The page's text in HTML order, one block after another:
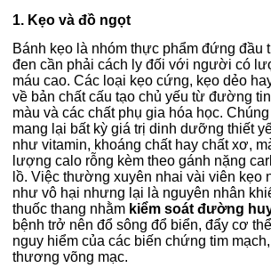
1. Kẹo và đồ ngọt
Bánh kẹo là nhóm thực phẩm đứng đầu
đen cần phải cách ly đối với người có
máu cao. Các loại kẹo cứng, kẹo dẻo
về bản chất cấu tạo chủ yếu từ đường
màu và các chất phụ gia hóa học.
mang lại bất kỳ giá trị dinh dưỡng thiết
như vitamin, khoáng chất hay chất xơ,
lượng calo rỗng kèm theo gánh nặng
lồ. Việc thường xuyên nhai vài viên kẹo
như vô hại nhưng lại là nguyên nhân
thuốc thang nhằm kiểm soát đường
bệnh trở nên đổ sông đổ biển, đẩy cơ
nguy hiểm của các biến chứng tim
thương võng mạc.